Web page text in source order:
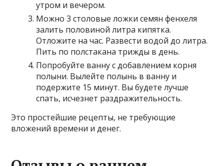
утром и вечером.
Можно 3 столовые ложки семян фенхеля
залить половиной литра кипятка.
Отложите на час. Развести водой до литра.
Пить по полстакана трижды в день.
Попробуйте ванну с добавлением корня
полыни. Вылейте полынь в ванну и
подержите 15 минут. Вы будете лучше
спать, исчезнет раздражительность.
Это простейшие рецепты, не требующие
вложений времени и денег.